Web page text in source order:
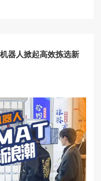
器人掀起高效拣选新